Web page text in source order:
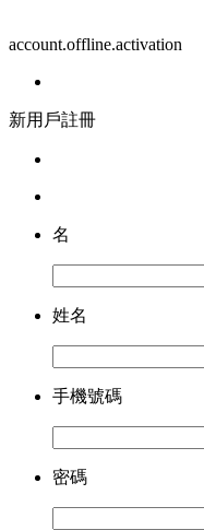
account.offline.activation
新用戶註冊
名
姓名
手機號碼
密碼